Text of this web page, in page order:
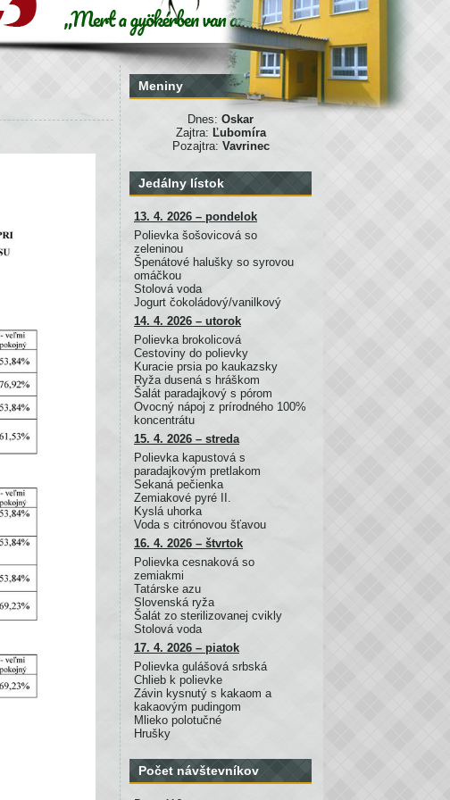
Meniny
Dnes: Oskar
Zajtra: Ľubomíra
Pozajtra: Vavrinec
Jedálny lístok
13. 4. 2026 – pondelok
Polievka šošovicová so
zeleninou
Špenátové halušky so syrovou
omáčkou
Stolová voda
Jogurt čokoládový/vanilkový
14. 4. 2026 – utorok
Polievka brokolicová
Cestoviny do polievky
Kuracie prsia po kaukazsky
Ryža dusená s hráškom
Šalát paradajkový s pórom
Ovocný nápoj z prírodného 100%
koncentrátu
15. 4. 2026 – streda
Polievka kapustová s
paradajkovým pretlakom
Sekaná pečienka
Zemiakové pyré II.
Kyslá uhorka
Voda s citrónovou šťavou
16. 4. 2026 – štvrtok
Polievka cesnaková so
zemiakmi
Tatárske azu
Slovenská ryža
Šalát zo sterilizovanej cvikly
Stolová voda
17. 4. 2026 – piatok
Polievka gulášová srbská
Chlieb k polievke
Závin kysnutý s kakaom a
kakaovým pudingom
Mlieko polotučné
Hrušky
Počet návštevníkov